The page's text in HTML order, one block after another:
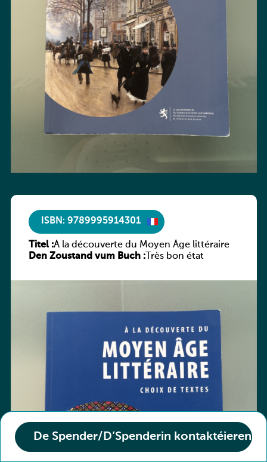
De Spender/D’Spenderin kontaktéieren
ISBN: 9789995914301
Titel :À la découverte du Moyen Âge littéraire
Den Zoustand vum Buch :Très bon état